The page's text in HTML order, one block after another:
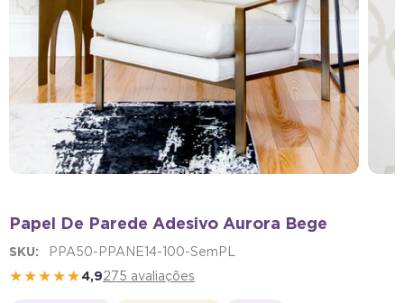
Papel De Parede Adesivo Aurora Bege
SKU: PPA50-PPANE14-100-SemPL
★★★★★4,9275 avaliações